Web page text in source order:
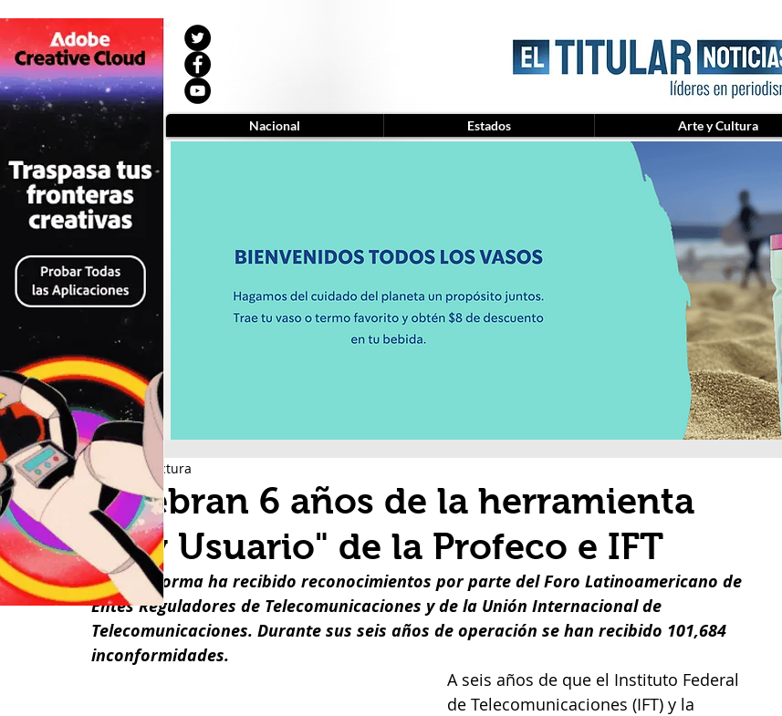
Celebran 6 años de la herramienta
"Soy Usuario" de la Profeco e IFT
3 min de lectura
La plataforma ha recibido reconocimientos por parte del Foro Latinoamericano de
Entes Reguladores de Telecomunicaciones y de la Unión Internacional de
Telecomunicaciones. Durante sus seis años de operación se han recibido 101,684
inconformidades.
A seis años de que el Instituto Federal
de Telecomunicaciones (IFT) y la
Nacional Estados Arte y Cultura